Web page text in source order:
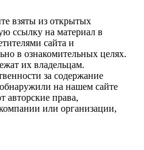
взяты из открытых
ссылку на материал в
сайта и
в ознакомительных целях.
их владельцам.
за содержание
на нашем сайте
авторские права,
или организации,